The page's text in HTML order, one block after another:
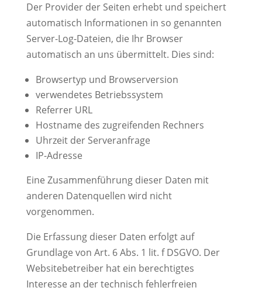
Der Provider der Seiten erhebt und speichert
automatisch Informationen in so genannten
Server-Log-Dateien, die Ihr Browser
automatisch an uns übermittelt. Dies sind:
Browsertyp und Browserversion
verwendetes Betriebssystem
Referrer URL
Hostname des zugreifenden Rechners
Uhrzeit der Serveranfrage
IP-Adresse
Eine Zusammenführung dieser Daten mit
anderen Datenquellen wird nicht
vorgenommen.
Die Erfassung dieser Daten erfolgt auf
Grundlage von Art. 6 Abs. 1 lit. f DSGVO. Der
Websitebetreiber hat ein berechtigtes
Interesse an der technisch fehlerfreien